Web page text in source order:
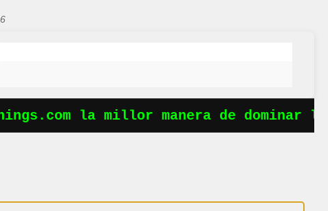
la millor manera de dominar